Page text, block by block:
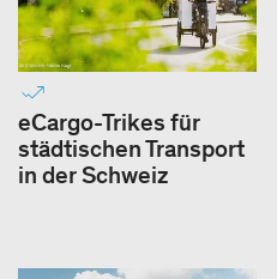
eCargo-Trikes für
städtischen Transport
in der Schweiz